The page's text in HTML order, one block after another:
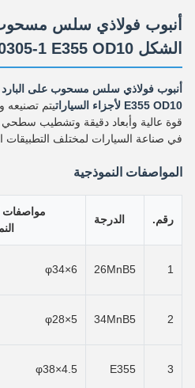
أنبوب فولاذي سلس مسحوب
الشكل EN10305-1 E355 OD10 لأجزاء السيارات
E355 OD10 لأجزاء السيارات
يتم تصنيعه
قوة عالية وأبعاد دقيقة وتشطيب
في صناعة السيارات لمختلف التطبيقات
المواصفات النموذجية
رقم. الدرجة
مواصفات
1
26MnB5
φ34×6
2
34MnB5
φ28×5
3
E355
φ38×4.5